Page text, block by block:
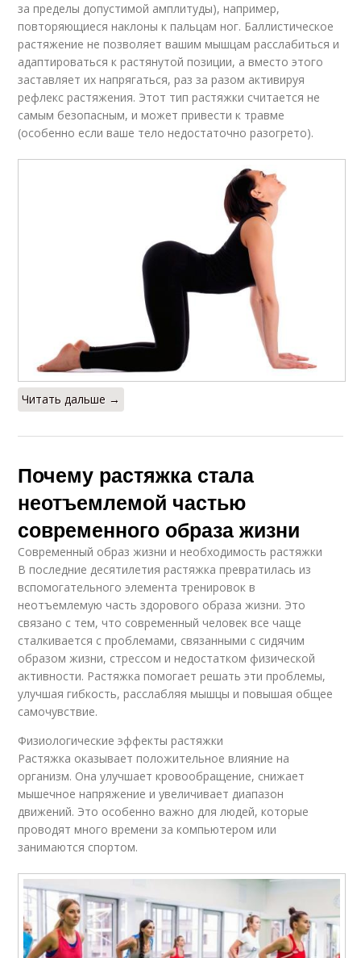
за пределы допустимой амплитуды), например,
повторяющиеся наклоны к пальцам ног. Баллистическое
растяжение не позволяет вашим мышцам расслабиться и
адаптироваться к растянутой позиции, а вместо этого
заставляет их напрягаться, раз за разом активируя
рефлекс растяжения. Этот тип растяжки считается не
самым безопасным, и может привести к травме
(особенно если ваше тело недостаточно разогрето).
Читать дальше →
Почему растяжка стала
неотъемлемой частью
современного образа жизни
Современный образ жизни и необходимость растяжки
В последние десятилетия растяжка превратилась из
вспомогательного элемента тренировок в
неотъемлемую часть здорового образа жизни. Это
связано с тем, что современный человек все чаще
сталкивается с проблемами, связанными с сидячим
образом жизни, стрессом и недостатком физической
активности. Растяжка помогает решать эти проблемы,
улучшая гибкость, расслабляя мышцы и повышая общее
самочувствие.
Физиологические эффекты растяжки
Растяжка оказывает положительное влияние на
организм. Она улучшает кровообращение, снижает
мышечное напряжение и увеличивает диапазон
движений. Это особенно важно для людей, которые
проводят много времени за компьютером или
занимаются спортом.